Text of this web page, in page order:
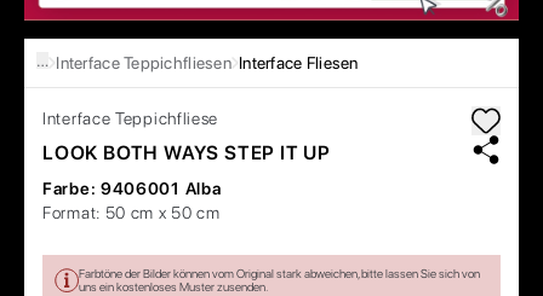
… Interface Teppichfliesen Interface Fliesen
Interface Teppichfliese
LOOK BOTH WAYS STEP IT UP
Farbe: 9406001 Alba
Format: 50 cm x 50 cm
Farbtöne der Bilder können vom Original stark abweichen, bitte lassen Sie sich von
uns ein kostenloses Muster zusenden.